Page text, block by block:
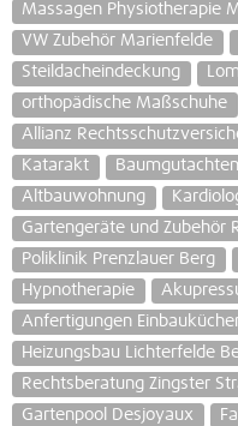
Massagen Physiotherapie
VW Zubehör Marienfelde
Steildacheindeckung
orthopädische Maßschuhe
Allianz
Katarakt
Altbauwohnung
Gartengeräte und Zubehör
Poliklinik Prenzlauer Berg
Hypnotherapie
Anfertigungen
Heizungsbau Lichterfelde
Rechtsberatung Zingster
Gartenpool Desjoyaux